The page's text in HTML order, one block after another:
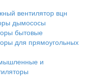
вентилятор вцн
дымососы
бытовые
для прямоугольных
и